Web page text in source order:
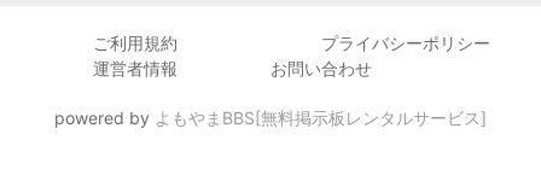
ご利用規約
プライバシーポリシー
運営者情報
お問い合わせ
powered by よもやまBBS[無料掲示板レンタルサービス]